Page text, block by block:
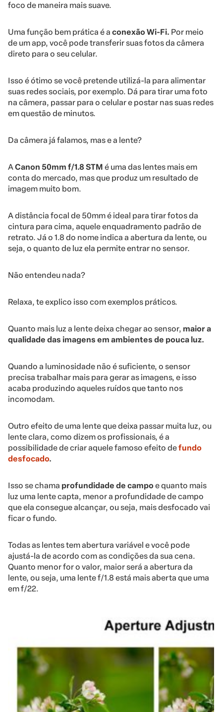
foco de maneira mais suave.
Uma função bem prática é a conexão Wi-Fi. Por meio
de um app, você pode transferir suas fotos da câmera
direto para o seu celular.
Isso é ótimo se você pretende utilizá-la para alimentar
suas redes sociais, por exemplo. Dá para tirar uma foto
na câmera, passar para o celular e postar nas suas redes
em questão de minutos.
Da câmera já falamos, mas e a lente?
ACanon 50mm f/1.8 STM é uma das lentes mais em
conta do mercado, mas que produz um resultado de
imagem muito bom.
A distância focal de 50mm é ideal para tirar fotos da
cintura para cima, aquele enquadramento padrão de
retrato. Já o 1.8 do nome indica a abertura da lente, ou
seja, o quanto de luz ela permite entrar no sensor.
Não entendeu nada?
Relaxa, te explico isso com exemplos práticos.
Quanto mais luz a lente deixa chegar ao sensor, maior a
qualidade das imagens em ambientes de pouca luz.
Quando a luminosidade não é suficiente, o sensor
precisa trabalhar mais para gerar as imagens, e isso
acaba produzindo aqueles ruídos que tanto nos
incomodam.
Outro efeito de uma lente que deixa passar muita luz, ou
lente clara, como dizem os profissionais, é a
possibilidade de criar aquele famoso efeito defundo
desfocado.
Isso se chama profundidade de campo e quanto mais
luz uma lente capta, menor a profundidade de campo
que ela consegue alcançar, ou seja, mais desfocado vai
ficar o fundo.
Todas as lentes tem abertura variável e você pode
ajustá-la de acordo com as condições da sua cena.
Quanto menor for o valor, maior será a abertura da
lente, ou seja, uma lente f/1.8 está mais aberta que uma
em f/22.